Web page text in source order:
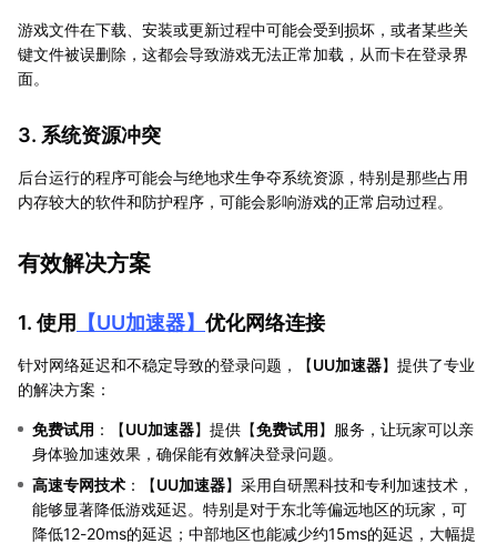
游戏文件在下载、安装或更新过程中可能会受到损坏，或者某些关
键文件被误删除，这都会导致游戏无法正常加载，从而卡在登录界
面。
3. 系统资源冲突
后台运行的程序可能会与绝地求生争夺系统资源，特别是那些占用
内存较大的软件和防护程序，可能会影响游戏的正常启动过程。
有效解决方案
1. 使用 【UU加速器】 优化网络连接
针对网络延迟和不稳定导致的登录问题，【UU加速器】提供了专业
的解决方案：
免费试用 ：【UU加速器】提供【免费试用】服务，让玩家可以亲
身体验加速效果，确保能有效解决登录问题。
高速专网技术 ：【UU加速器】采用自研黑科技和专利加速技术，
能够显著降低游戏延迟。特别是对于东北等偏远地区的玩家，可
降低12-20ms的延迟；中部地区也能减少约15ms的延迟，大幅提